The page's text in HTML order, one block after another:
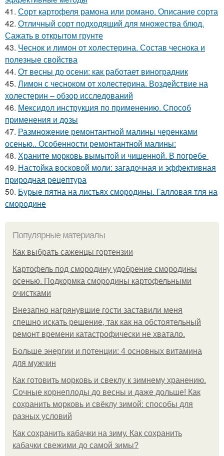
41. Сорт картофеля рамона или романо. Описание сорта
42. Отличный сорт подходящий для множества блюд.
Сажать в открытом грунте
43. Чеснок и лимон от холестерина. Состав чеснока и
полезные свойства
44. От весны до осени: как работает виноградник
45. Лимон с чесноком от холестерина. Воздействие на
холестерин – обзор исследований
46. Мексидол инструкция по применению. Способ
применения и дозы
47. Размножение ремонтантной малины черенками
осенью.. Особенности ремонтантной малины:
48. Храните морковь вымытой и чищенной. В погребе
49. Настойка восковой моли: загадочная и эффективная
природная рецептура
50. Бурые пятна на листьях смородины. Галловая тля на
смородине
Популярные материалы
Как выбрать саженцы гортензии
Картофель под смородину удобрение смородины
осенью. Подкормка смородины картофельными
очистками
Внезапно нагрянувшие гости заставили меня
спешно искать решение, так как на обстоятельный
ремонт времени катастрофически не хватало.
Больше энергии и потенции: 4 основных витамина
для мужчин
Как готовить морковь и свеклу к зимнему хранению.
Сочные корнеплоды до весны и даже дольше! Как
сохранить морковь и свёклу зимой: способы для
разных условий
Как сохранить кабачки на зиму. Как сохранить
кабачки свежими до самой зимы?